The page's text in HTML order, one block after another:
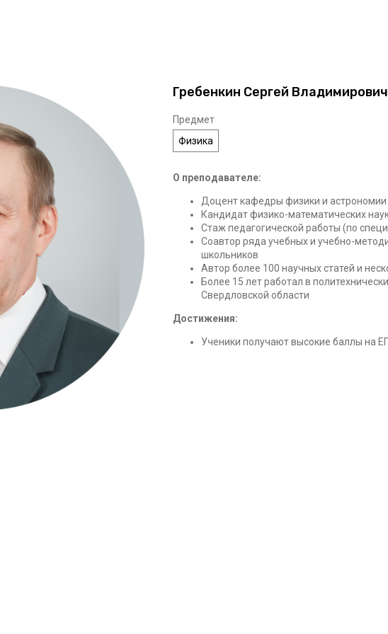
Гребенкин Сергей Владимирович
Предмет
Физика
О преподавателе:
Доцент кафедры физики и
Кандидат физико-математических
Стаж педагогической работы (по
Соавтор ряда учебных и учебно-
школьников
Автор более 100 научных статей и
Более 15 лет работал в
Свердловской области
Достижения:
Ученики получают высокие баллы на